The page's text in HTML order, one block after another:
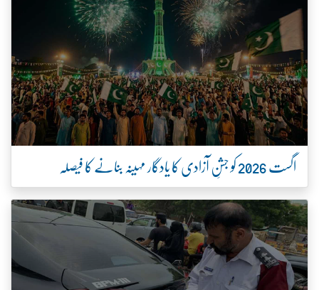
اگست 2026 کو جشنِ آزادی کا یادگار مہینہ بنانے کا فیصلہ